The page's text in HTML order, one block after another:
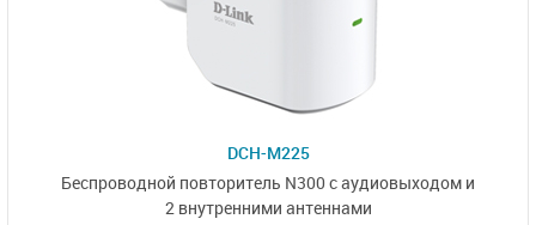
DCH-M225
Беспроводной повторитель N300 с аудиовыходом и
2 внутренними антеннами